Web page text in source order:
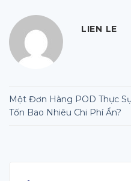
LIEN LE
Một Đơn Hàng POD Thực
Tốn Bao Nhiêu Chi Phí Ẩn?